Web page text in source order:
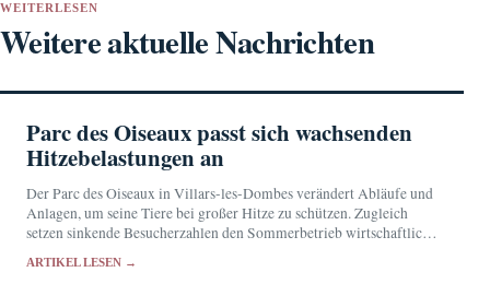
WEITERLESEN
Weitere aktuelle Nachrichten
Parc des Oiseaux passt sich wachsenden
Hitzebelastungen an
Der Parc des Oiseaux in Villars-les-Dombes verändert Abläufe und
Anlagen, um seine Tiere bei großer Hitze zu schützen. Zugleich
setzen sinkende Besucherzahlen den Sommerbetrieb wirtschaftlich
ARTIKEL LESEN →